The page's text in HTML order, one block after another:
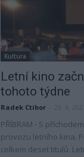
Kultura
Letní kino
tohoto týdne
Radek Ctibor
PŘÍBRAM - S
provozu letního kina.
celkem deset titulů.